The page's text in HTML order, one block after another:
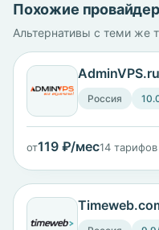
Похожие
Альтернативы с теми же
AdminVPS.ru
Россия
от119 ₽/мес14 тарифов